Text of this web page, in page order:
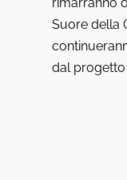
rimarranno
Suore della
dal progetto